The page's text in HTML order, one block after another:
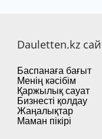
Dauletten.kz
Баспанаға бағыт
Менің кәсібім
Қаржылық сауат
Бизнесті қолдау
Жаңалықтар
Маман пікірі